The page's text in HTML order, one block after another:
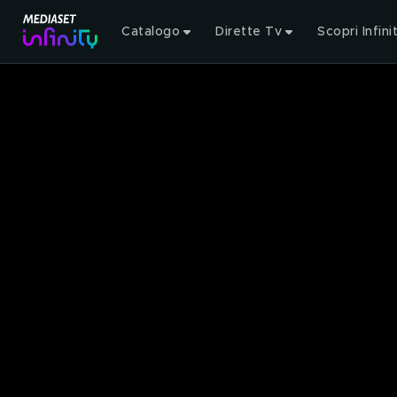
Catalogo Dirette Tv Scopri